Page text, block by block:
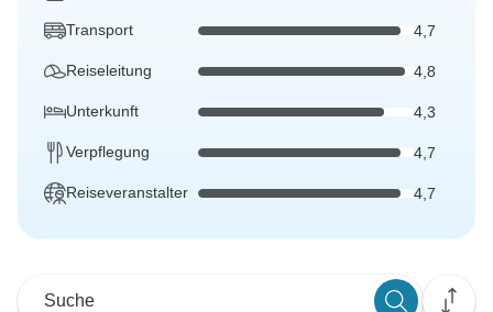
Transport 4,7
Reiseleitung 4,8
Unterkunft 4,3
Verpflegung 4,7
Reiseveranstalter 4,7